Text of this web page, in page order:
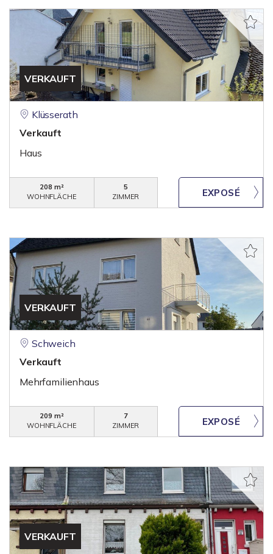
VERKAUFT
Klüsserath
Verkauft
Haus
208 m²
WOHNFLÄCHE
5
ZIMMER
VERKAUFT
Schweich
Verkauft
Mehrfamilienhaus
209 m²
WOHNFLÄCHE
7
ZIMMER
VERKAUFT